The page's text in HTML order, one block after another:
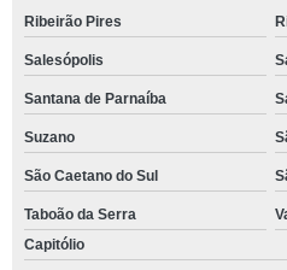
Ribeirão Pires
Salesópolis
Santana de Parnaíba
Suzano
São Caetano do Sul
Taboão da Serra
Capitólio